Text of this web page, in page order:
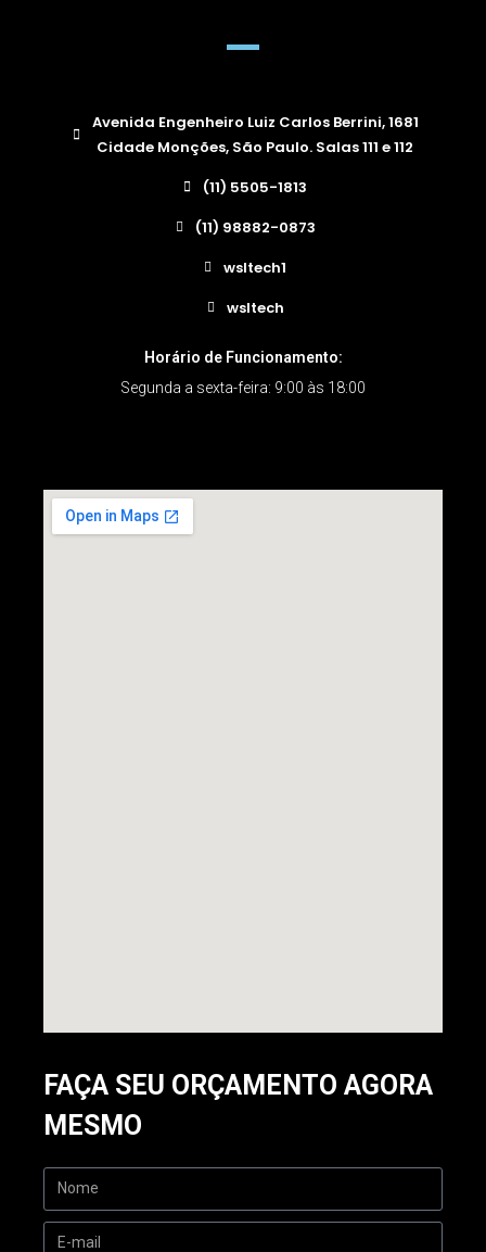
Avenida Engenheiro Luiz Carlos Berrini, 1681
Cidade Monções, São Paulo. Salas 111 e 112
(11) 5505-1813
(11) 98882-0873
wsltech1
wsltech
Horário de Funcionamento:
Segunda a sexta-feira: 9:00 às 18:00
FAÇA SEU ORÇAMENTO AGORA
MESMO